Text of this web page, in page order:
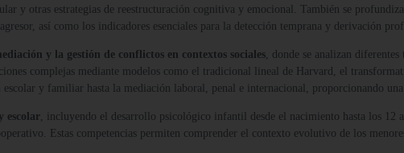
y otras estrategias de reestructuración cognitiva y emocional. También se
así como los indicadores esenciales para la detección temprana y derivación
y la gestión de conflictos en contextos sociales, donde se analizan
complejas mediante modelos como el tradicional lineal de Harvard, el
y familiar hasta la mediación laboral, penal e internacional, proporcionando
escolar, incluyendo el desarrollo psicológico infantil desde el nacimiento hasta los 12
Estas competencias permiten comprender el contexto evolutivo de los